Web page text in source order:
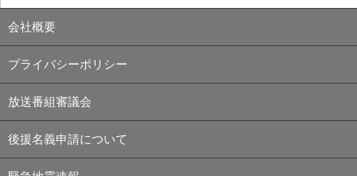
会社概要
プライバシーポリシー
放送番組審議会
後援名義申請について